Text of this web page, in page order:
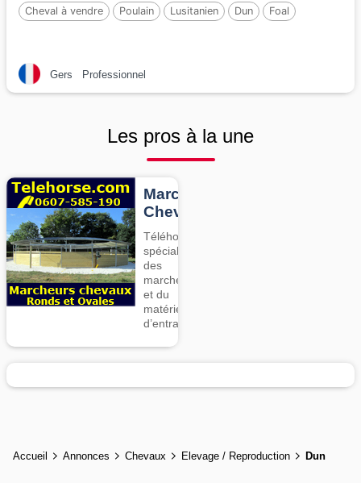
Cheval à vendre Poulain Lusitanien Dun Foal
Gers Professionnel
Les pros à la une
Marcheurs
Chevaux
Téléhorse,
spécialiste
des
marcheurs
et du
matériel
d’entrainement
Accueil Annonces Chevaux Elevage / Reproduction Dun